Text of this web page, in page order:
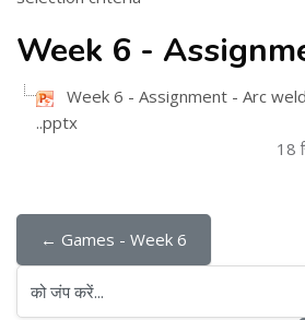
Week 6 -
Week 6 - Assignment - Arc
..pptx
18
← Games - Week 6
को जंप करें...